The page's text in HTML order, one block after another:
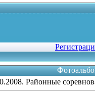
Районные